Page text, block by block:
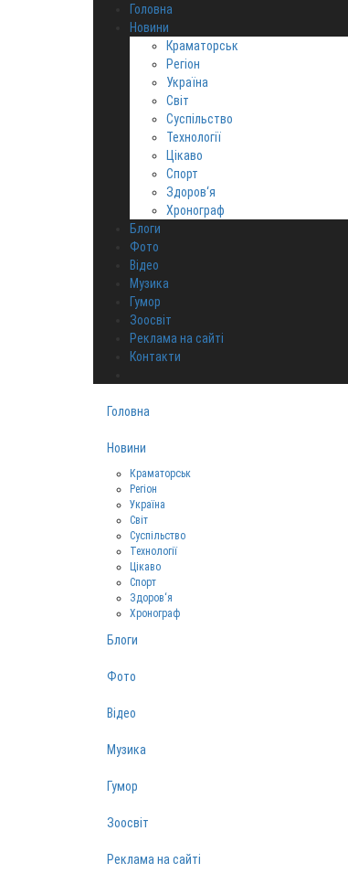
Головна
Новини
Краматорськ
Регіон
Україна
Світ
Суспільство
Технології
Цікаво
Спорт
Здоров‘я
Хронограф
Блоги
Фото
Відео
Музика
Гумор
Зоосвіт
Реклама на сайті
Контакти
Головна
Новини
Краматорськ
Регіон
Україна
Світ
Суспільство
Технології
Цікаво
Спорт
Здоров‘я
Хронограф
Блоги
Фото
Відео
Музика
Гумор
Зоосвіт
Реклама на сайті